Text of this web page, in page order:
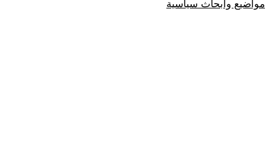
مواضيع وابحاث سياسية